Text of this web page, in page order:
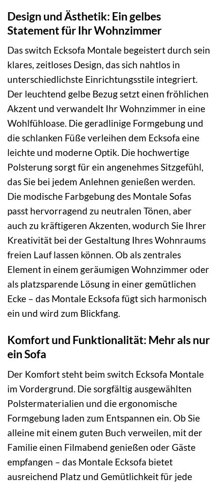
Design und Ästhetik: Ein gelbes
Statement für Ihr Wohnzimmer
Das switch Ecksofa Montale begeistert durch sein
klares, zeitloses Design, das sich nahtlos in
unterschiedlichste Einrichtungsstile integriert.
Der leuchtend gelbe Bezug setzt einen fröhlichen
Akzent und verwandelt Ihr Wohnzimmer in eine
Wohlfühloase. Die geradlinige Formgebung und
die schlanken Füße verleihen dem Ecksofa eine
leichte und moderne Optik. Die hochwertige
Polsterung sorgt für ein angenehmes Sitzgefühl,
das Sie bei jedem Anlehnen genießen werden.
Die modische Farbgebung des Montale Sofas
passt hervorragend zu neutralen Tönen, aber
auch zu kräftigeren Akzenten, wodurch Sie Ihrer
Kreativität bei der Gestaltung Ihres Wohnraums
freien Lauf lassen können. Ob als zentrales
Element in einem geräumigen Wohnzimmer oder
als platzsparende Lösung in einer gemütlichen
Ecke – das Montale Ecksofa fügt sich harmonisch
ein und wird zum Blickfang.
Komfort und Funktionalität: Mehr als nur
ein Sofa
Der Komfort steht beim switch Ecksofa Montale
im Vordergrund. Die sorgfältig ausgewählten
Polstermaterialien und die ergonomische
Formgebung laden zum Entspannen ein. Ob Sie
alleine mit einem guten Buch verweilen, mit der
Familie einen Filmabend genießen oder Gäste
empfangen – das Montale Ecksofa bietet
ausreichend Platz und Gemütlichkeit für jede